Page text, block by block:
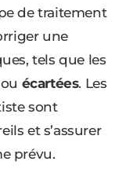
de traitement
une
tels que les
écartées. Les
sont
et s’assurer
prévu.